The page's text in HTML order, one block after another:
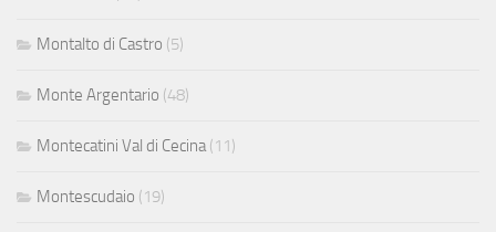
Montalto di Castro (5)
Monte Argentario (48)
Montecatini Val di Cecina (11)
Montescudaio (19)